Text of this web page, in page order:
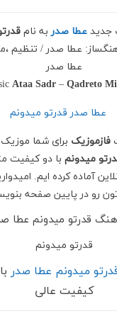
جدید عطا صدربه نام
عطا صدر /
عطا صدر
Ataa Sadr – Qadreto
فازموزیک برای شما
میدونم
آماده کرده ایم.
رو در پایین صفحه
قدرتو میدونم عطا
قدرتو میدونم
میدونم عطا صدر
کیفیت عالی